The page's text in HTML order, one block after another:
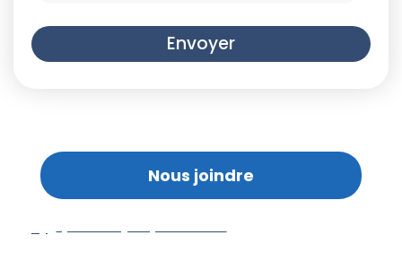
Envoyer
Nous joindre